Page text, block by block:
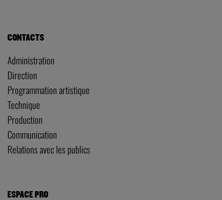
CONTACTS
Administration
Direction
Programmation artistique
Technique
Production
Communication
Relations avec les publics
ESPACE PRO